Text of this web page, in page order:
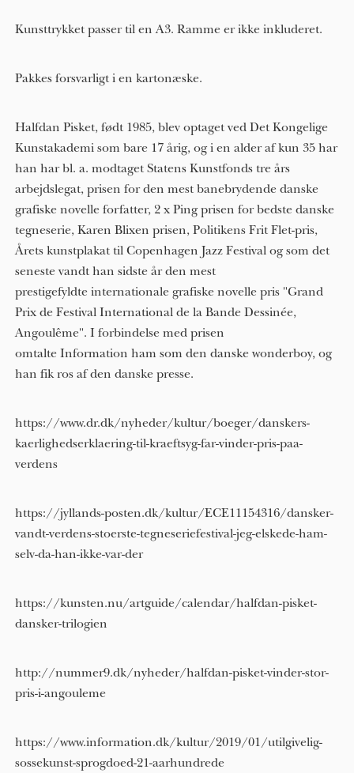
Kunsttrykket passer til en A3. Ramme er ikke inkluderet.
Pakkes forsvarligt i en kartonæske.
Halfdan Pisket, født 1985, blev optaget ved Det Kongelige
Kunstakademi som bare 17 årig, og i en alder af kun 3​5​ har
han har bl. a. modtaget Statens Kunstfonds tre års
arbejdslegat, prisen for den mest banebrydende danske
grafiske novelle forfatter, 2 x Ping prisen for bedste danske
tegneserie, Karen Blixen prisen, Politikens Frit Flet-pris,
Årets kunstplakat til Copenhagen Jazz Festival og som det
seneste vandt han sidste år den mest
prestigefyldte internationale grafiske novelle pris "Grand
Prix de Festival International de la Bande Dessinée,
Angoulême". I forbindelse med prisen
omtalte Information ham som den danske wonderboy, og
han fik ros af den danske presse.
https://www.dr.dk/nyheder/kultur/boeger/danskers-
kaerlighedserklaering-til-kraeftsyg-far-vinder-pris-paa-
verdens
https://jyllands-posten.dk/kultur/ECE11154316/dansker-
vandt-verdens-stoerste-tegneseriefestival-jeg-elskede-ham-
selv-da-han-ikke-var-der
https://kunsten.nu/artguide/calendar/halfdan-pisket-
dansker-trilogien
http://nummer9.dk/nyheder/halfdan-pisket-vinder-stor-
pris-i-angouleme
https://www.information.dk/kultur/2019/01/utilgivelig-
sossekunst-sprogdoed-21-aarhundrede